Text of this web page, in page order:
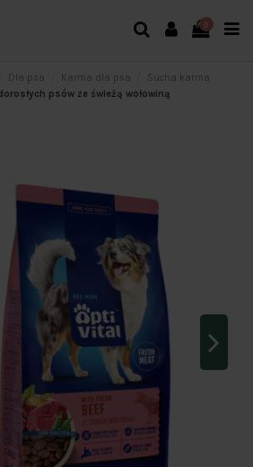
Dla psa Karma dla psa
Sucha karma
psów ze świeżą wołowiną